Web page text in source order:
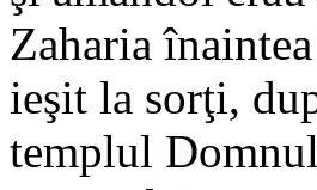
Zaharia
ieşit la sorţi,
templul